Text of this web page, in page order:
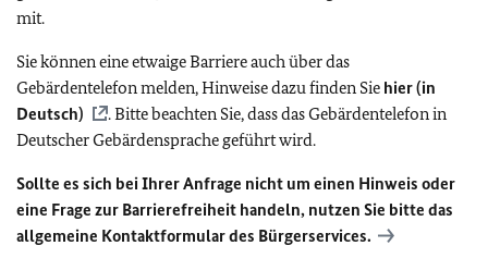
mit.
Sie können eine etwaige Barriere auch über das
Gebärdentelefon melden, Hinweise dazu finden Sie hier (in
Deutsch)
. Bitte beachten Sie, dass das Gebärdentelefon in
Deutscher Gebärdensprache geführt wird.
Sollte es sich bei Ihrer Anfrage nicht um einen Hinweis oder
eine Frage zur Barrierefreiheit handeln, nutzen Sie bitte das
allgemeine Kontaktformular des Bürgerservices.